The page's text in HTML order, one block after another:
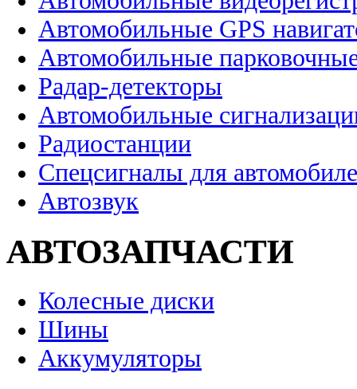
Автомобильные GPS
Автомобильные
Радар-детекторы
Автомобильные
Радиостанции
Спецсигналы для
Автозвук
АВТОЗАПЧАСТИ
Колесные диски
Шины
Аккумуляторы